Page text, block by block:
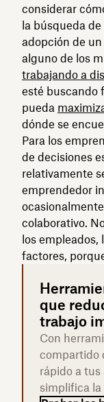
considerar
la búsqueda
adopción de
alguno de los
trabajando a
esté buscando
pueda
dónde se
Para los
de decisiones
relativamente
emprendedor
colaborativo.
los empleados,
factores,
que
trabajo
Con
compartido
rápido a
simplifica